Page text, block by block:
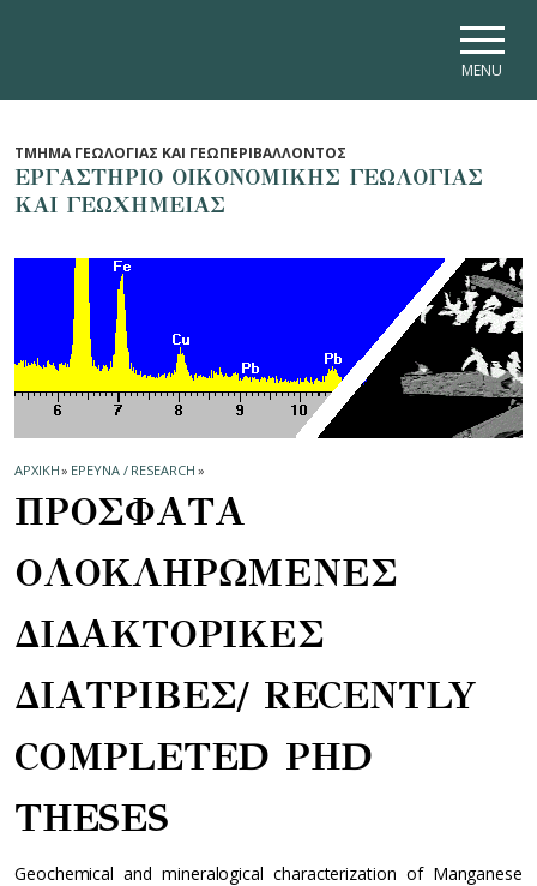
MENU
ΤΜΗΜΑ ΓΕΩΛΟΓΙΑΣ ΚΑΙ ΓΕΩΠΕΡΙΒΑΛΛΟΝΤΟΣ
ΕΡΓΑΣΤΗΡΙΟ ΟΙΚΟΝΟΜΙΚΗΣ ΓΕΩΛΟΓΙΑΣ
ΚΑΙ ΓΕΩΧΗΜΕΙΑΣ
ΑΡΧΙΚΗ» ΕΡΕΥΝΑ / RESEARCH »
ΠΡΟΣΦΑΤΑ
ΟΛΟΚΛΗΡΩΜΕΝΕΣ
ΔΙΔΑΚΤΟΡΙΚΕΣ
ΔΙΑΤΡΙΒΕΣ/ RECENTLY
COMPLETED PHD
THESES
Geochemical and mineralogical characterization of Manganese